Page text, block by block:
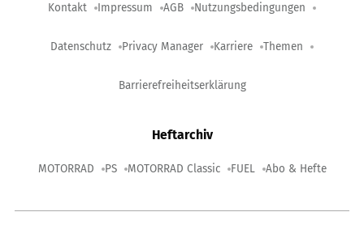
Kontakt Impressum AGB Nutzungsbedingungen
Datenschutz Privacy Manager Karriere Themen
Barrierefreiheitserklärung
Heftarchiv
MOTORRAD PS MOTORRAD Classic FUEL Abo & Hefte